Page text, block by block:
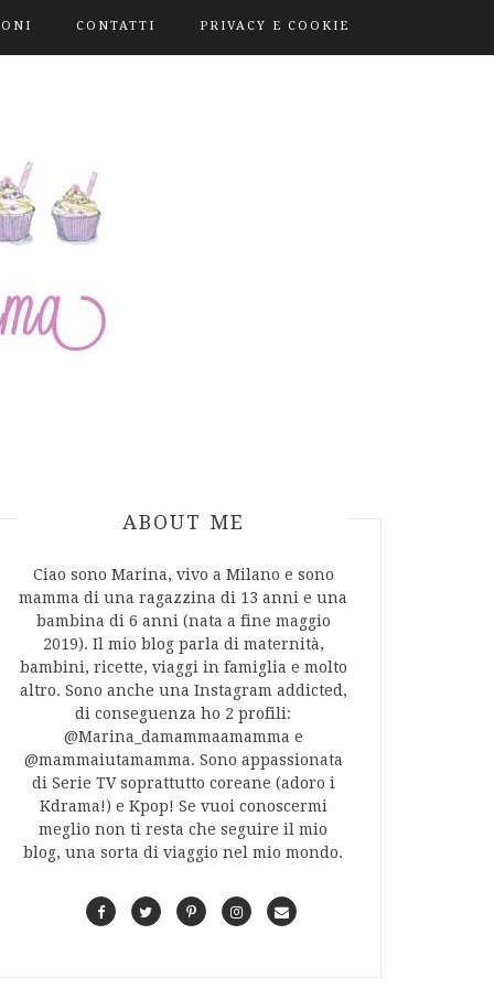
CONTATTI PRIVACY E COOKIE
ABOUT AUTHOR
ABOUT ME
Ciao sono Marina, vivo a Milano e sono
mamma di una ragazzina di 13 anni e una
bambina di 6 anni (nata a fine maggio
2019). Il mio blog parla di maternità,
bambini, ricette, viaggi in famiglia e molto
altro. Sono anche una Instagram addicted,
di conseguenza ho 2 profili:
@Marina_damammaamamma e
@mammaiutamamma. Sono appassionata
di Serie TV soprattutto coreane (adoro i
Kdrama!) e Kpop! Se vuoi conoscermi
meglio non ti resta che seguire il mio
blog, una sorta di viaggio nel mio mondo.
F
T
P
I
C